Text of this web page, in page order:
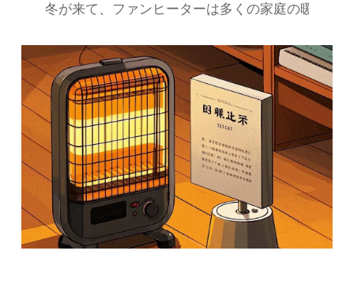
冬が来て、ファンヒーターは多くの家庭の暖房の